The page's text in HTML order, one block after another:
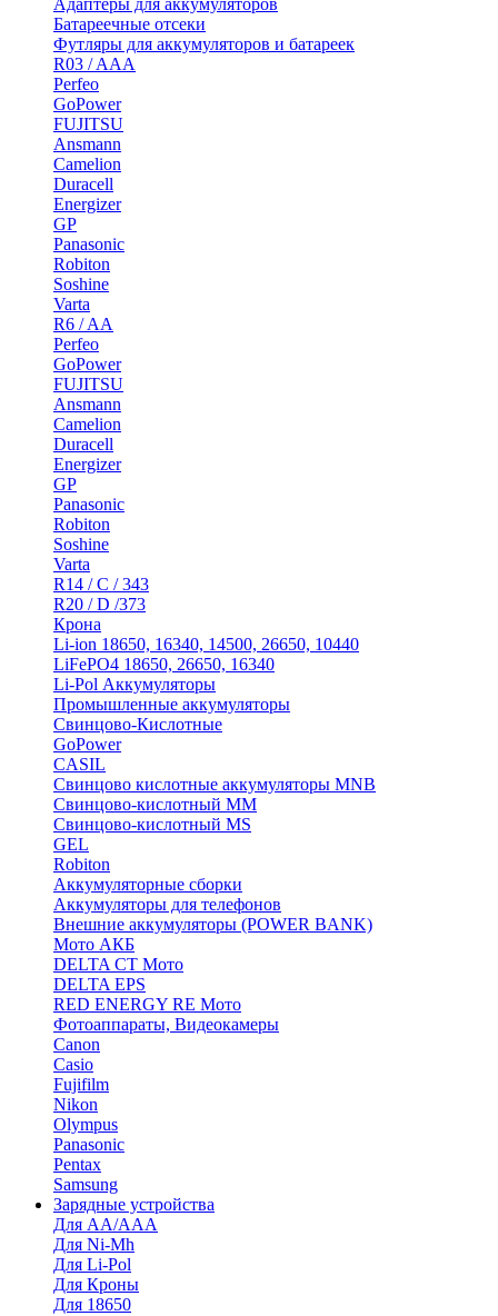
Адаптеры для аккумуляторов
Батареечные отсеки
Футляры для аккумуляторов и батареек
R03 / AAA
Perfeo
GoPower
FUJITSU
Ansmann
Camelion
Duracell
Energizer
GP
Panasonic
Robiton
Soshine
Varta
R6 / AA
Perfeo
GoPower
FUJITSU
Ansmann
Camelion
Duracell
Energizer
GP
Panasonic
Robiton
Soshine
Varta
R14 / C / 343
R20 / D /373
Крона
Li-ion 18650, 16340, 14500, 26650, 10440
LiFePO4 18650, 26650, 16340
Li-Pol Аккумуляторы
Промышленные аккумуляторы
Свинцово-Кислотные
GoPower
CASIL
Свинцово кислотные аккумуляторы MNB
Cвинцово-кислотный MM
Cвинцово-кислотный MS
GEL
Robiton
Аккумуляторные сборки
Аккумуляторы для телефонов
Внешние аккумуляторы (POWER BANK)
Мото АКБ
DELTA CT Мото
DELTA EPS
RED ENERGY RE Мото
Фотоаппараты, Видеокамеры
Canon
Casio
Fujifilm
Nikon
Olympus
Panasonic
Pentax
Samsung
Зарядные устройства
Для AA/AAA
Для Ni-Mh
Для Li-Pol
Для Кроны
Для 18650